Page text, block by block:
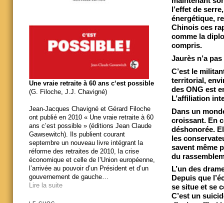
l’effet de
énergétique,
Chinois ces
comme la
compris.
Jaurès n’a
C’est le
territorial,
des ONG est
L’affiliation
Dans un
croissant. En
déshonorée.
les
savent même
du
L’un des
Depuis que
se situe et se
C’est un
Une vraie retraite à 60 ans c‘est possible
(G. Filoche, J.J. Chavigné)
Jean-Jacques Chavigné et Gérard Filoche
ont publié en 2010 « Une vraie retraite à 60
ans c’est possible » (éditions Jean Claude
Gawsewitch). Ils publient courant
septembre un nouveau livre intégrant la
réforme des retraites de 2010, la crise
économique et celle de l’Union européenne,
l’arrivée au pouvoir d’un Président et d’un
gouvernement de gauche…
Lire la suite